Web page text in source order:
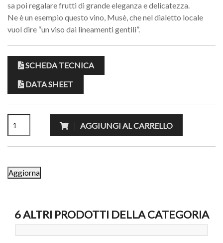
sa poi regalare frutti di grande eleganza e delicatezza.
Ne è un esempio questo vino, Musè, che nel dialetto locale
vuol dire “un viso dai lineamenti gentili”.
SCHEDA TECNICA
DATA SHEET
AGGIUNGI AL CARRELLO
6 ALTRI PRODOTTI DELLA CATEGORIA